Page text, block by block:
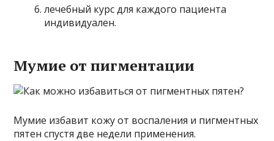
лечебный курс для каждого пациента
индивидуален.
Мумие от пигментации
Мумие избавит кожу от воспаления и пигментных
пятен спустя две недели применения.